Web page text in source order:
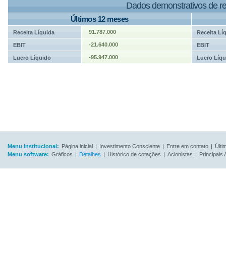
Dados demonstrativos de
Últimos 12 meses
Receita Líquida 91.787.000 Receita
EBIT -21.640.000 EBIT
Lucro Líquido -95.947.000 Lucro
Menu institucional: Página inicial | Investimento Consciente | Entre em contato |
Menu software: Gráficos | Detalhes | Histórico de cotações | Acionistas | Principais